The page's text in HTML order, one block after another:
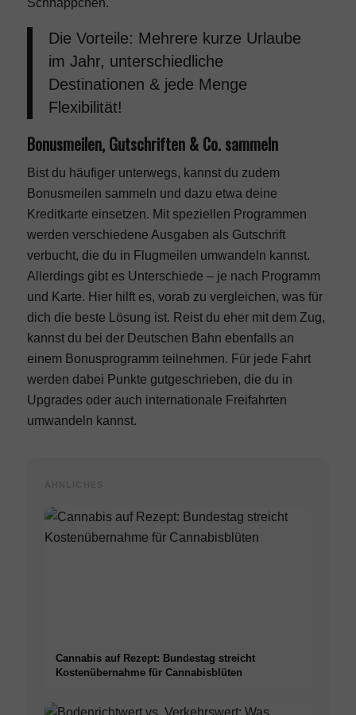
Schnäppchen.
Die Vorteile: Mehrere kurze Urlaube
im Jahr, unterschiedliche
Destinationen & jede Menge
Flexibilität!
Bonusmeilen, Gutschriften & Co. sammeln
Bist du häufiger unterwegs, kannst du zudem
Bonusmeilen sammeln und dazu etwa deine
Kreditkarte einsetzen. Mit speziellen Programmen
werden verschiedene Ausgaben als Gutschrift
verbucht, die du in Flugmeilen umwandeln kannst.
Allerdings gibt es Unterschiede – je nach Programm
und Karte. Hier hilft es, vorab zu vergleichen, was für
dich die beste Lösung ist. Reist du eher mit dem Zug,
kannst du bei der Deutschen Bahn ebenfalls an
einem Bonusprogramm teilnehmen. Für jede Fahrt
werden dabei Punkte gutgeschrieben, die du in
Upgrades oder auch internationale Freifahrten
umwandeln kannst.
Cannabis auf Rezept: Bundestag streicht
Kostenübernahme für Cannabisblüten